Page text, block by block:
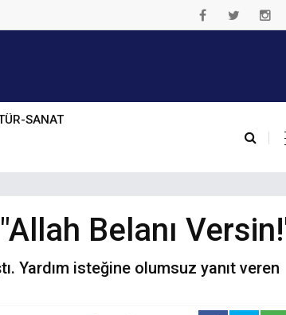
SANAT
Belanı
Yardım isteğine olumsuz yanıt veren